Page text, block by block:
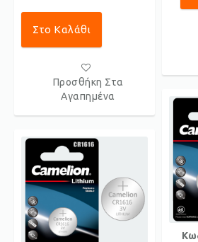
Στο Καλάθι
Προσθήκη Στα
Αγαπημένα